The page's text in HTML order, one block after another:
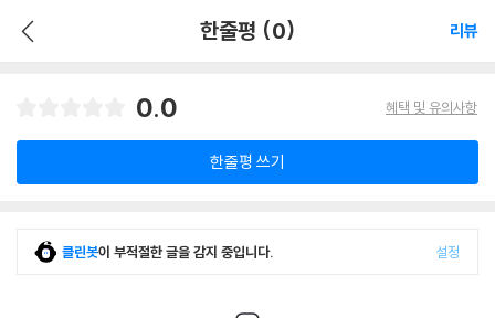
한줄평 (0) 리뷰
0.0 혜택 및 유의사항
한줄평 쓰기
클린봇이 부적절한 글을 감지 중입니다. 설정